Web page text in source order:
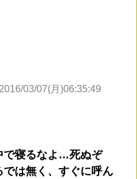
2016/03/07(月)06:35:49
で寝るなよ…死ぬぞ
は無く、すぐに呼ん